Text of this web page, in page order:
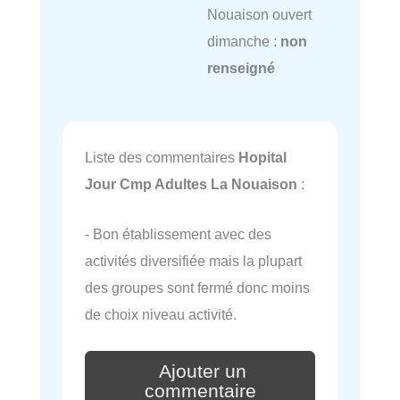
Nouaison ouvert
dimanche : non
renseigné
Liste des commentaires Hopital
Jour Cmp Adultes La Nouaison :
- Bon établissement avec des
activités diversifiée mais la plupart
des groupes sont fermé donc moins
de choix niveau activité.
Ajouter un
commentaire